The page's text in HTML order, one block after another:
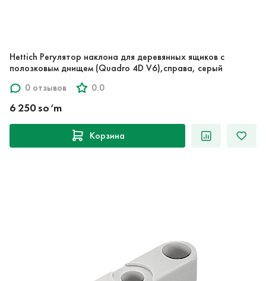
Hettich Регулятор наклона для деревянных ящиков с
полозковым днищем (Quadro 4D V6),справа, серый
0 отзывов
0.0
6 250 so‘m
Корзина